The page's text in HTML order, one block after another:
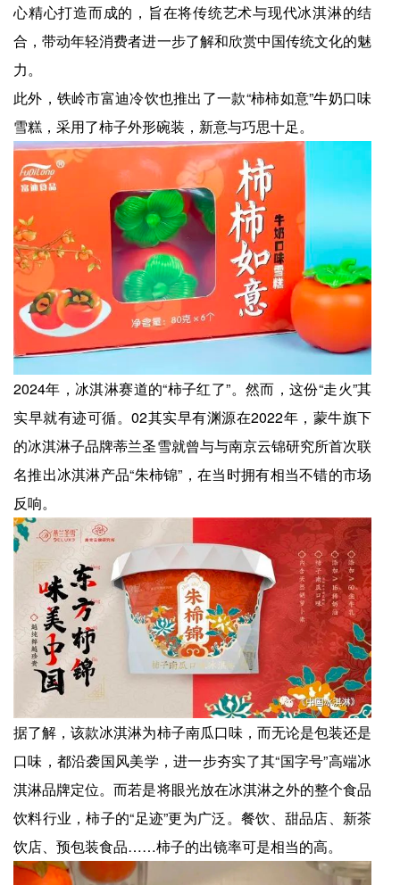
心精心打造而成的，旨在将传统艺术与现代冰淇淋的结
合，带动年轻消费者进一步了解和欣赏中国传统文化的魅
力。
此外，铁岭市富迪冷饮也推出了一款“柿柿如意”牛奶口味
雪糕，采用了柿子外形碗装，新意与巧思十足。
2024年，冰淇淋赛道的“柿子红了”。然而，这份“走火”其
实早就有迹可循。02其实早有渊源在2022年，蒙牛旗下
的冰淇淋子品牌蒂兰圣雪就曾与与南京云锦研究所首次联
名推出冰淇淋产品“朱柿锦”，在当时拥有相当不错的市场
反响。
据了解，该款冰淇淋为柿子南瓜口味，而无论是包装还是
口味，都沿袭国风美学，进一步夯实了其“国字号”高端冰
淇淋品牌定位。而若是将眼光放在冰淇淋之外的整个食品
饮料行业，柿子的“足迹”更为广泛。餐饮、甜品店、新茶
饮店、预包装食品……柿子的出镜率可是相当的高。